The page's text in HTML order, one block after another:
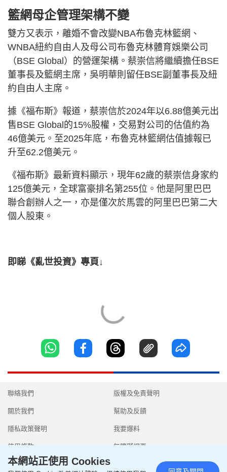
籃網母企管理架構不變
雙方又表示，離婚不會改變NBA布魯克林籃網、
WNBA紐約自由人及母公司布魯克林體育娛樂公司
（BSE Global）的營運架構。蔡崇信將繼續擔任BSE
董事長及籃網主席，吳明華則留任BSE副董事長及紐
約自由人主席。
據《福布斯》報道，蔡崇信於2024年以6.88億美元出
售BSE Global的15%股權，交易對公司的估值約為
46億美元。至2025年底，布魯克林籃網估值據報已
升至62.2億美元。
《福布斯》最新資料顯示，現年62歲的蔡崇信身家約
125億美元，全球富豪排名第255位。他是阿里巴巴
聯合創辦人之一，亦是僅次於馬雲的阿里巴巴第二大
個人股東。
即睇《亂世投資》專頁↓
聯絡我們
關於我們
隱私政策聲明
使用條款
版權及免責聲明
幫助及反饋
我要爆料
無障礙網頁
本網站正使用 Cookies